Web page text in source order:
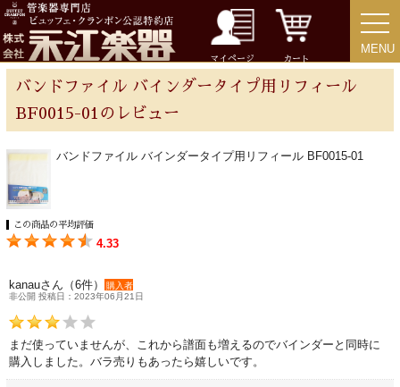
マイページ カート
MENU
MENU
バンドファイル バインダータイプ用リフィール
BF0015-01のレビュー
バンドファイル バインダータイプ用リフィール BF0015-01
この商品の平均評価
4.33
kanauさん（6件）
購入者
非公開 投稿日：2023年06月21日
まだ使っていませんが、これから譜面も増えるのでバインダーと同時に
購入しました。バラ売りもあったら嬉しいです。
チューバ
アクセサリー
リード＆リードケース
ストラップ